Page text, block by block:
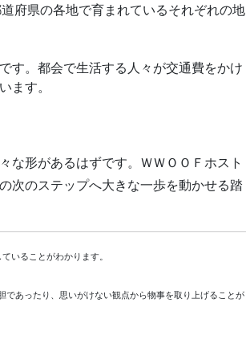
府県の各地で育まれているそれぞれの地
す。都会で生活する人々が交通費をかけ
ます。
な形があるはずです。ＷＷＯＯＦホスト
次のステップへ大きな一歩を動かせる踏
いることがわかります。
あったり、思いがけない観点から物事を取り上げることが